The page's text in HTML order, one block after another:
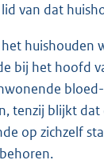
van dat
huishouden
bij het hoofd
tenzij blijkt dat
op zichzelf